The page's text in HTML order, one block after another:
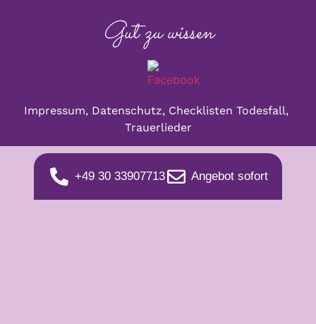
Gut zu wissen
Impressum, Datenschutz, Checklisten Todesfall,
Trauerlieder
+49 30 33907713 Angebot sofort